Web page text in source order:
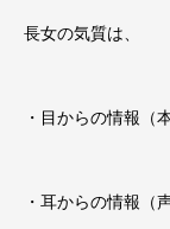
長女の気質は、
・目からの情報（
・耳からの情報（